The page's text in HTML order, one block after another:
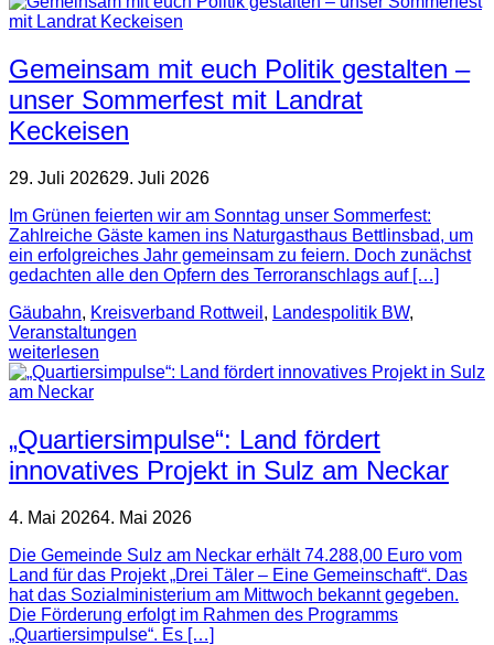
Gemeinsam mit euch Politik gestalten –
unser Sommerfest mit Landrat
Keckeisen
29. Juli 202629. Juli 2026
Im Grünen feierten wir am Sonntag unser Sommerfest:
Zahlreiche Gäste kamen ins Naturgasthaus Bettlinsbad, um
ein erfolgreiches Jahr gemeinsam zu feiern. Doch zunächst
gedachten alle den Opfern des Terroranschlags auf […]
Gäubahn, Kreisverband Rottweil , Landespolitik BW,
Veranstaltungen
weiterlesen
„Quartiersimpulse“: Land fördert
innovatives Projekt in Sulz am Neckar
4. Mai 20264. Mai 2026
Die Gemeinde Sulz am Neckar erhält 74.288,00 Euro vom
Land für das Projekt „Drei Täler – Eine Gemeinschaft“. Das
hat das Sozialministerium am Mittwoch bekannt gegeben.
Die Förderung erfolgt im Rahmen des Programms
„Quartiersimpulse“. Es […]